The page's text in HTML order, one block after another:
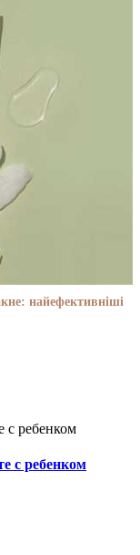
найефективніші
с ребенком